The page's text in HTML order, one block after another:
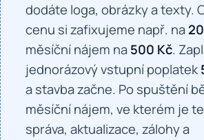
dodáte loga, obrázky a texty.
cenu si zafixujeme např. na
měsíční nájem na500 Kč.
jednorázový vstupní poplatek
a stavba začne. Po spuštění
měsíční nájem, ve kterém je
správa, aktualizace, zálohy a